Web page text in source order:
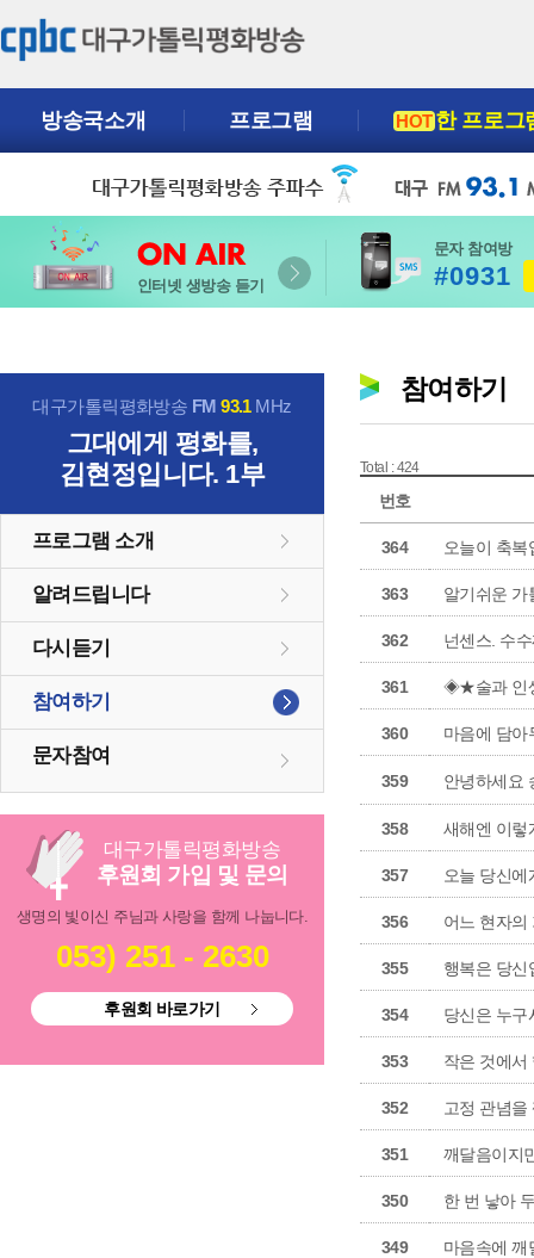
방송국소개 프로그램 HOT한 프로그
인터넷 생방송 듣기
문자 참여방
#0931
대구가톨릭평화방송 FM93.1MHz
그대에게 평화를,
김현정입니다. 1부
프로그램 소개
알려드립니다
다시듣기
참여하기
문자참여
대구가톨릭평화방송
후원회 가입 및 문의
생명의 빛이신 주님과 사랑을 함께 나눕니다.
053) 251 - 2630
후원회 바로가기
참여하기
Total : 424
번호
364 오늘이 축
363 알기쉬운 가
362 넌센스. 수
361 ◈★술과 인
360 마음에 담아
359 안녕하세요
358 새해엔 이렇
357 오늘 당신에
356 어느 현자의
355 행복은 당신
354 당신은 누구
353 작은 것에서
352 고정 관념을
351 깨달음이지
350 한 번 낳아
349 마음속에 깨